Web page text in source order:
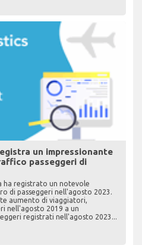
un impressionante
passeggeri di
ha registrato un notevole
di passeggeri nell'agosto 2023.
aumento di viaggiatori,
nell'agosto 2019 a un
registrati nell'agosto 2023...